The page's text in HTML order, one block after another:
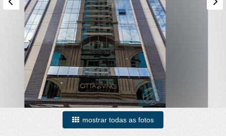
mostrar todas as fotos